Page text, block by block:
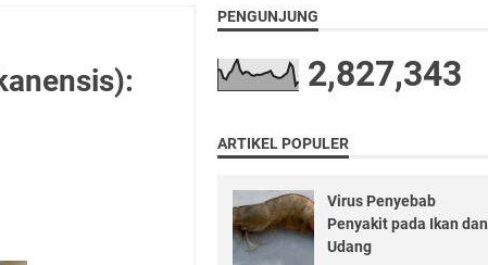
PENGUNJUNG
2,827,343
ARTIKEL POPULER
Virus Penyebab
Penyakit pada Ikan dan
Udang